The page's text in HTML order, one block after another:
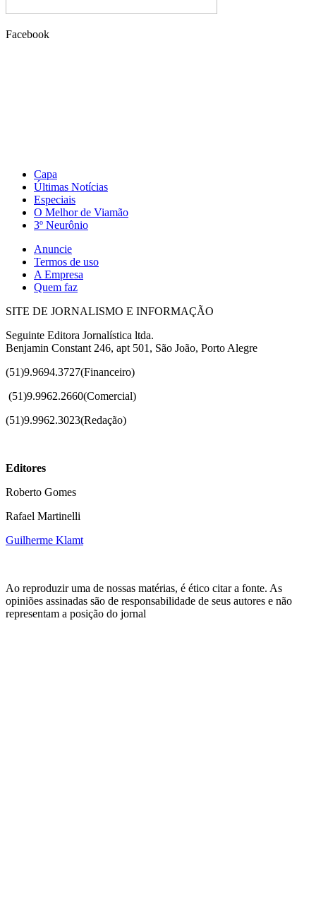
Facebook
Capa
Últimas Notícias
Especiais
O Melhor de Viamão
3º Neurônio
Anuncie
Termos de uso
A Empresa
Quem faz
SITE DE JORNALISMO E INFORMAÇÃO
Seguinte Editora Jornalística ltda.
Benjamin Constant 246, apt 501, São João, Porto Alegre
(51)9.9694.3727(Financeiro)
(51)9.9962.2660(Comercial)
(51)9.9962.3023(Redação)
Editores
Roberto Gomes
Rafael Martinelli
Guilherme Klamt
Ao reproduzir uma de nossas matérias, é ético citar a fonte. As
opiniões assinadas são de responsabilidade de seus autores e não
representam a posição do jornal